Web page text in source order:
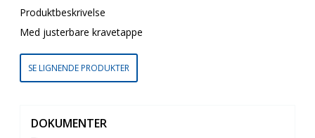
Produktbeskrivelse
Med justerbare kravetappe
SE LIGNENDE PRODUKTER
DOKUMENTER